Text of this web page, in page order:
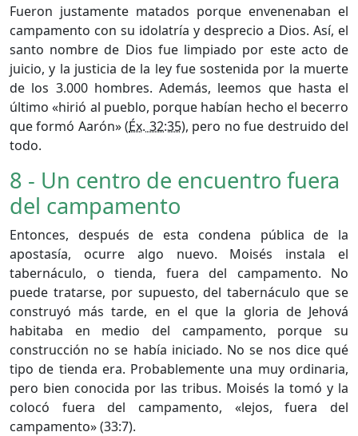
Fueron justamente matados porque envenenaban el
campamento con su idolatría y desprecio a Dios. Así, el
santo nombre de Dios fue limpiado por este acto de
juicio, y la justicia de la ley fue sostenida por la muerte
de los 3.000 hombres. Además, leemos que hasta el
último «hirió al pueblo, porque habían hecho el becerro
que formó Aarón» (Éx. 32:35), pero no fue destruido del
todo.
8 - Un centro de encuentro fuera
del campamento
Entonces, después de esta condena pública de la
apostasía, ocurre algo nuevo. Moisés instala el
tabernáculo, o tienda, fuera del campamento. No
puede tratarse, por supuesto, del tabernáculo que se
construyó más tarde, en el que la gloria de Jehová
habitaba en medio del campamento, porque su
construcción no se había iniciado. No se nos dice qué
tipo de tienda era. Probablemente una muy ordinaria,
pero bien conocida por las tribus. Moisés la tomó y la
colocó fuera del campamento, «lejos, fuera del
campamento» (33:7).